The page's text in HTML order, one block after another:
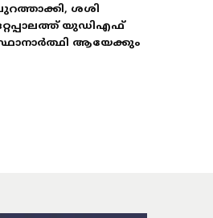
ശശി
യുഡിഎഫ്
ആയേക്കും